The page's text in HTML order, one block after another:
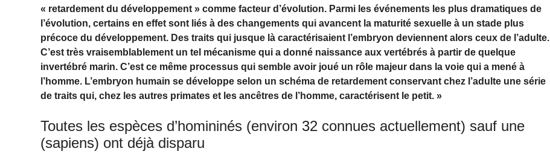
« retardement du développement » comme facteur d’évolution. Parmi les événements les plus dramatiques de
l’évolution, certains en effet sont liés à des changements qui avancent la maturité sexuelle à un stade plus
précoce du développement. Des traits qui jusque là caractérisaient l’embryon deviennent alors ceux de l’adulte.
C’est très vraisemblablement un tel mécanisme qui a donné naissance aux vertébrés à partir de quelque
invertébré marin. C’est ce même processus qui semble avoir joué un rôle majeur dans la voie qui a mené à
l’homme. L’embryon humain se développe selon un schéma de retardement conservant chez l’adulte une série
de traits qui, chez les autres primates et les ancêtres de l’homme, caractérisent le petit. »
Toutes les espèces d’homininés (environ 32 connues actuellement) sauf une
(sapiens) ont déjà disparu